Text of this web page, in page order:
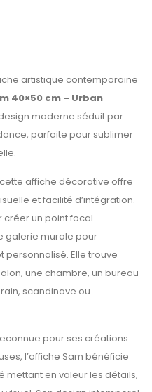
artistique contemporaine
40×50 cm – Urban
moderne séduit par
parfaite pour sublimer
affiche décorative offre
et facilité d’intégration.
créer un point focal
galerie murale pour
Elle trouve
une chambre, un bureau
scandinave ou
pour ses créations
l’affiche Sam bénéficie
mettant en valeur les détails,